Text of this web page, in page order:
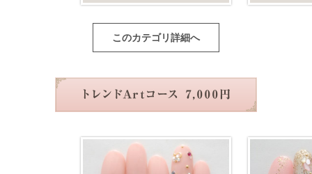
このカテゴリ詳細へ